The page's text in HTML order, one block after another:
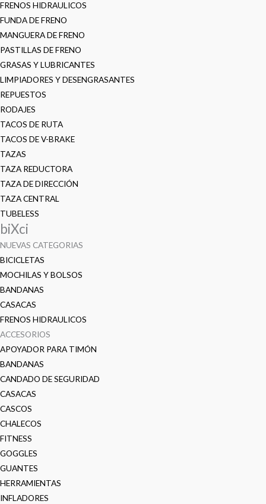
FRENOS HIDRAULICOS
FUNDA DE FRENO
MANGUERA DE FRENO
PASTILLAS DE FRENO
GRASAS Y LUBRICANTES
LIMPIADORES Y DESENGRASANTES
REPUESTOS
RODAJES
TACOS DE RUTA
TACOS DE V-BRAKE
TAZAS
TAZA REDUCTORA
TAZA DE DIRECCIÓN
TAZA CENTRAL
TUBELESS
biXci
NUEVAS CATEGORIAS
BICICLETAS
MOCHILAS Y BOLSOS
BANDANAS
CASACAS
FRENOS HIDRAULICOS
ACCESORIOS
APOYADOR PARA TIMÓN
BANDANAS
CANDADO DE SEGURIDAD
CASACAS
CASCOS
CHALECOS
FITNESS
GOGGLES
GUANTES
HERRAMIENTAS
INFLADORES